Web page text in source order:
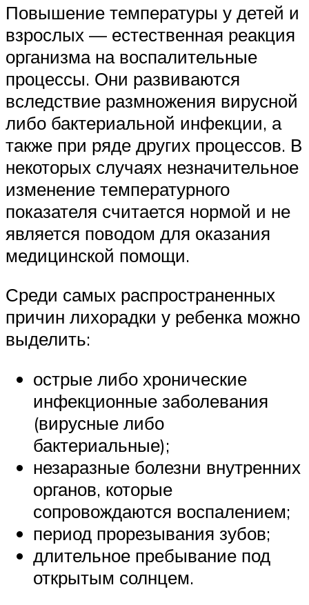
Повышение температуры у детей и
взрослых — естественная реакция
организма на воспалительные
процессы. Они развиваются
вследствие размножения вирусной
либо бактериальной инфекции, а
также при ряде других процессов. В
некоторых случаях незначительное
изменение температурного
показателя считается нормой и не
является поводом для оказания
медицинской помощи.
Среди самых распространенных
причин лихорадки у ребенка можно
выделить:
острые либо хронические
инфекционные заболевания
(вирусные либо
бактериальные);
незаразные болезни внутренних
органов, которые
сопровождаются воспалением;
период прорезывания зубов;
длительное пребывание под
открытым солнцем.